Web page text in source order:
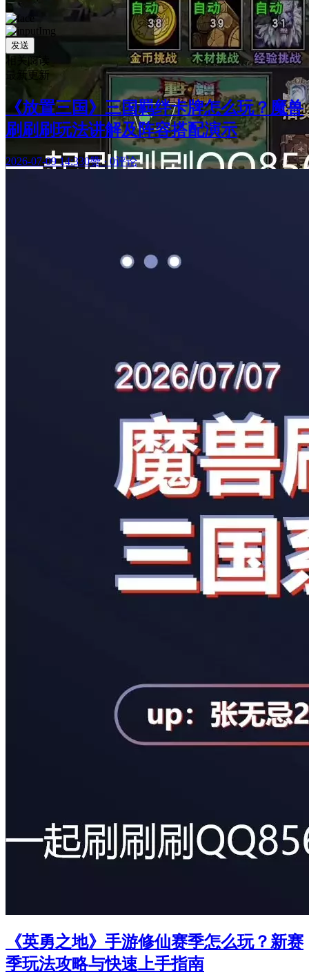
发送
相关阅读
最新更新
《放置三国》三国羁绊卡牌怎么玩？魔兽
刷刷刷玩法讲解及阵容搭配演示
2026-07-09 14:330赞· 0评论
《英勇之地》手游修仙赛季怎么玩？新赛
季玩法攻略与快速上手指南